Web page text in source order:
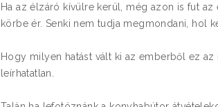
Ha az élzáró kívülre kerül, még azon is fut
körbe ér. Senki nem tudja megmondani, hol
Hogy milyen hatást vált ki az emberből ez az
leírhatatlan.